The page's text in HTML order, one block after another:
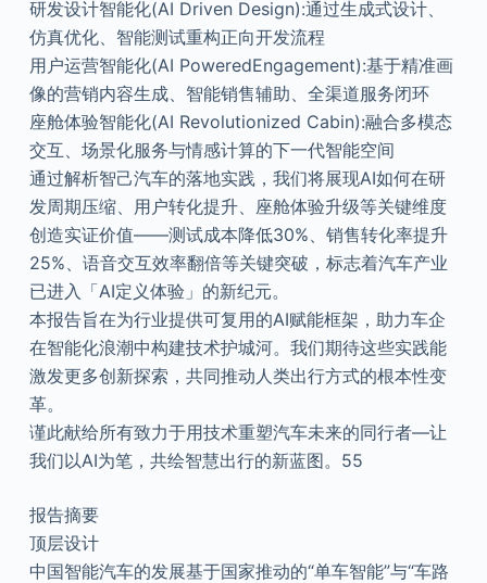
研发设计智能化(AI Driven Design):通过生成式设计、
仿真优化、智能测试重构正向开发流程
用户运营智能化(AI PoweredEngagement):基于精准画
像的营销内容生成、智能销售辅助、全渠道服务闭环
座舱体验智能化(AI Revolutionized Cabin):融合多模态
交互、场景化服务与情感计算的下一代智能空间
通过解析智己汽车的落地实践，我们将展现AI如何在研
发周期压缩、用户转化提升、座舱体验升级等关键维度
创造实证价值——测试成本降低30%、销售转化率提升
25%、语音交互效率翻倍等关键突破，标志着汽车产业
已进入「AI定义体验」的新纪元。
本报告旨在为行业提供可复用的AI赋能框架，助力车企
在智能化浪潮中构建技术护城河。我们期待这些实践能
激发更多创新探索，共同推动人类出行方式的根本性变
革。
谨此献给所有致力于用技术重塑汽车未来的同行者—让
我们以AI为笔，共绘智慧出行的新蓝图。55
报告摘要
顶层设计
中国智能汽车的发展基于国家推动的“单车智能”与“车路